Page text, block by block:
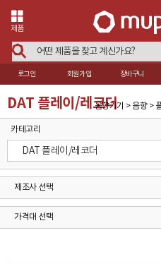
제품
로그인 회원가입 장바구니
DAT 플레이/레코더음향기기 > 음향 >
카테고리
DAT 플레이/레코더
제조사 선택
가격대 선택